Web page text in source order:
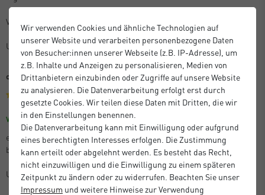
Vielen Dank dafür
Unbekannt
optisches Highlight
Verifizierter Kauf Größe: 30 x 40 cm
es ist immer wieder faszinierend zu sheen mit welcher Leichtigkeit
besondere Bilder, Rkunden, etc. weiter aufgewertet werden..........
Unbekannt
Wir verwenden Cookies und ähnliche Technologien auf
unserer Website und verarbeiten personenbezogene Daten
von Besucher:innen unserer Webseite (z.B. IP-Adresse), um
z.B. Inhalte und Anzeigen zu personalisieren, Medien von
Drittanbietern einzubinden oder Zugriffe auf unsere Website
zu analysieren. Die Datenverarbeitung erfolgt erst durch
gesetzte Cookies. Wir teilen diese Daten mit Dritten, die wir
in den Einstellungen benennen.
Die Datenverarbeitung kann mit Einwilligung oder aufgrund
eines berechtigten Interesses erfolgen. Die Zustimmung
kann erteilt oder abgelehnt werden. Es besteht das Recht,
nicht einzuwilligen und die Einwilligung zu einem späteren
Zeitpunkt zu ändern oder zu widerrufen. Beachten Sie unser
Impressum und weitere Hinweise zur Verwendung